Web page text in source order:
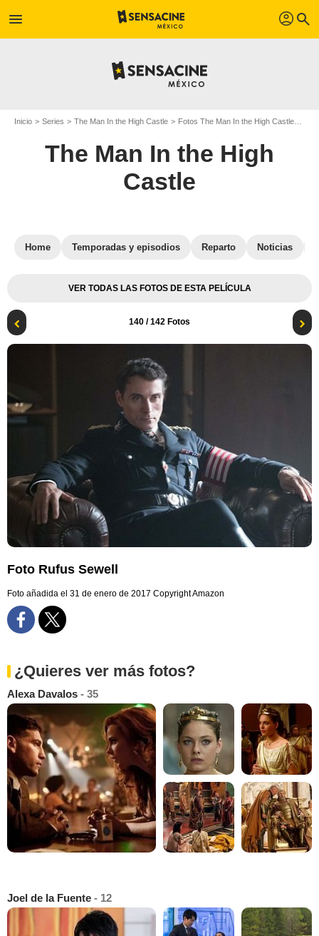
menu profil search
Inicio Series The Man In the High Castle Fotos The Man In the High Castle
The Man In the High
Castle
Home Temporadas y episodios Reparto Noticias
VER TODAS LAS FOTOS DE ESTA PELÍCULA
140 / 142 Fotos
Foto Rufus Sewell
Foto añadida el 31 de enero de 2017 Copyright Amazon
¿Quieres ver más fotos?
Alexa Davalos - 35
Joel de la Fuente - 12